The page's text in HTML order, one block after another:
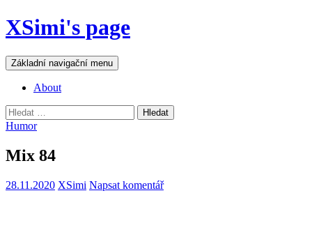
Přejít
k
webu
XSimi's page
Hledat
Základní navigační menu
About
Vyhledávání
Humor
Mix 84
28.11.2020 XSimi Napsat komentář